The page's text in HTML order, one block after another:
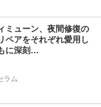
ミューン、夜間修復の
ペアをそれぞれ愛用し
に深刻…
ラム